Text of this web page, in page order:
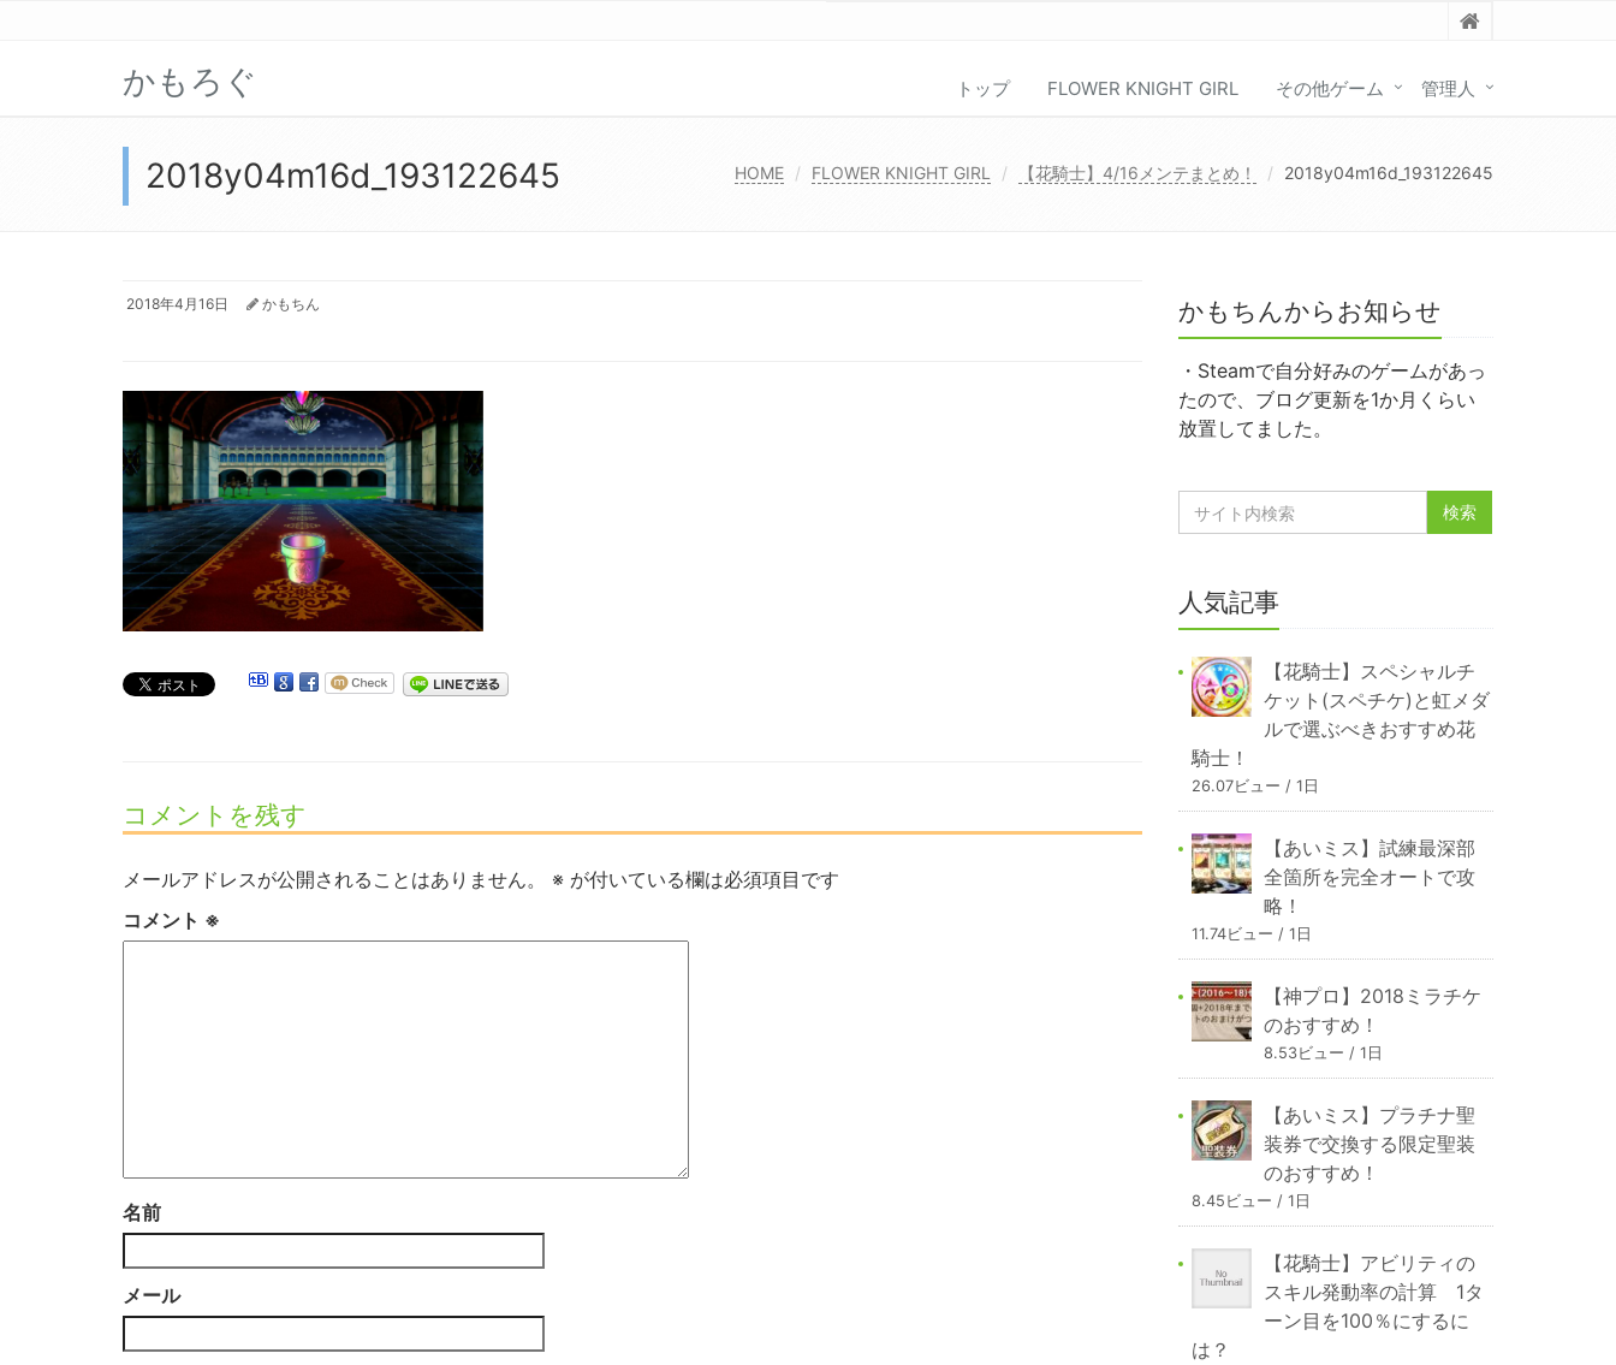
かもろぐ トップ FLOWER KNIGHT GIRL その他ゲーム 管理人
2018y04m16d_193122645 HOME FLOWER KNIGHT GIRL 【花騎士】4/16メンテまとめ！ 2018y04m16d_193122645
2018年4月16日 かもちん
コメントを残す
メールアドレスが公開されることはありません。 ※ が付いている欄は必須項目です
コメント ※
名前
メール
かもちんからお知らせ
・Steamで自分好みのゲームがあっ
たので、ブログ更新を1か月くらい
放置してました。
人気記事
【花騎士】スペシャルチ
ケット(スペチケ)と虹メダ
ルで選ぶべきおすすめ花
騎士！
26.07ビュー / 1日
【あいミス】試練最深部
全箇所を完全オートで攻
略！
11.74ビュー / 1日
【神プロ】2018ミラチケ
のおすすめ！
8.53ビュー / 1日
【あいミス】プラチナ聖
装券で交換する限定聖装
のおすすめ！
8.45ビュー / 1日
【花騎士】アビリティの
スキル発動率の計算 1タ
ーン目を100％にするに
は？